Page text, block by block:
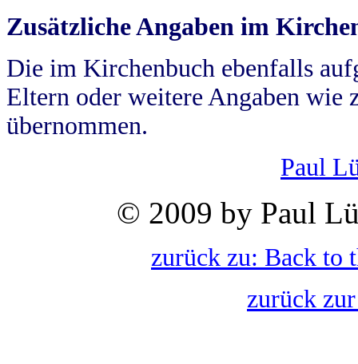
Zusätzliche Angaben im
Die im Kirchenbuch ebenfalls
Eltern oder weitere Angaben wie
übernommen.
Paul
© 2009 by Paul
zurück zu: Back to
zurück